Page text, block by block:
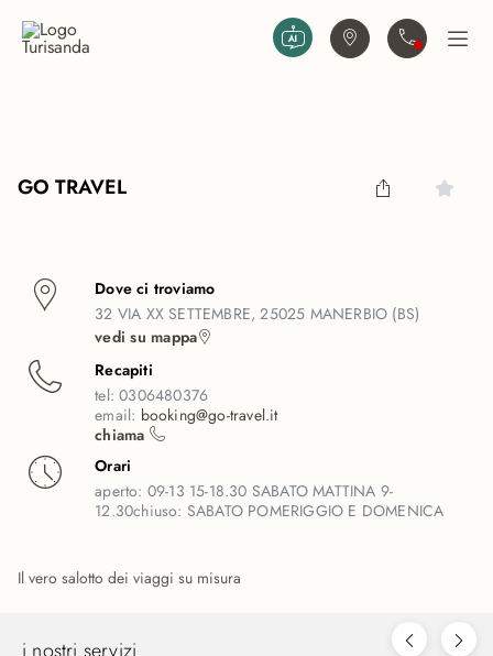
Trova agenziaContattaciApri
GO TRAVEL
Dove ci troviamo
32 VIA XX SETTEMBRE, 25025 MANERBIO (BS)
vedi su mappa
Recapiti
tel:0306480376
email: booking@go-travel.it
chiama
Orari
aperto: 09-13 15-18.30 SABATO MATTINA 9-
12.30chiuso: SABATO POMERIGGIO E DOMENICA
Il vero salotto dei viaggi su misura